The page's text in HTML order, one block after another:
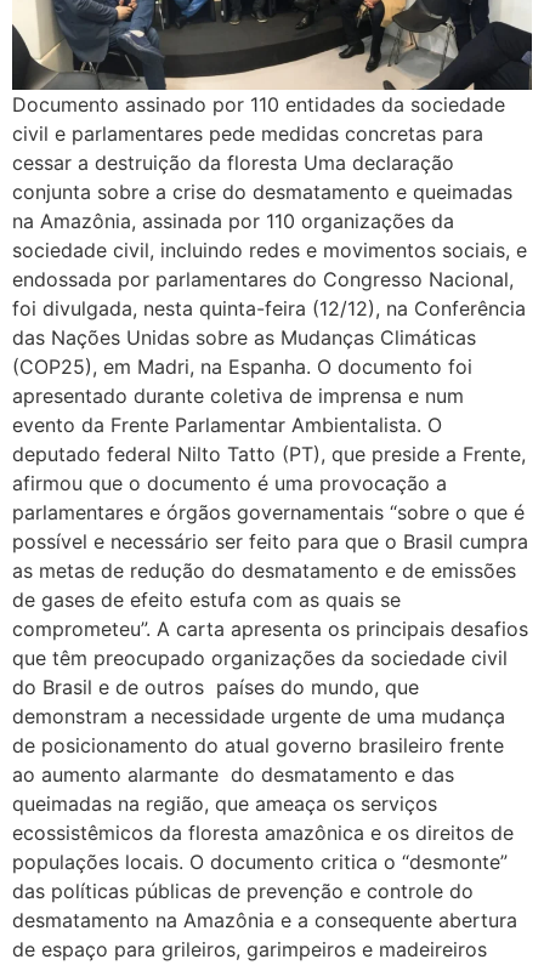
Documento assinado por 110 entidades da sociedade
civil e parlamentares pede medidas concretas para
cessar a destruição da floresta Uma declaração
conjunta sobre a crise do desmatamento e queimadas
na Amazônia, assinada por 110 organizações da
sociedade civil, incluindo redes e movimentos sociais, e
endossada por parlamentares do Congresso Nacional,
foi divulgada, nesta quinta-feira (12/12), na Conferência
das Nações Unidas sobre as Mudanças Climáticas
(COP25), em Madri, na Espanha. O documento foi
apresentado durante coletiva de imprensa e num
evento da Frente Parlamentar Ambientalista. O
deputado federal Nilto Tatto (PT), que preside a Frente,
afirmou que o documento é uma provocação a
parlamentares e órgãos governamentais “sobre o que é
possível e necessário ser feito para que o Brasil cumpra
as metas de redução do desmatamento e de emissões
de gases de efeito estufa com as quais se
comprometeu”. A carta apresenta os principais desafios
que têm preocupado organizações da sociedade civil
do Brasil e de outros países do mundo, que
demonstram a necessidade urgente de uma mudança
de posicionamento do atual governo brasileiro frente
ao aumento alarmante do desmatamento e das
queimadas na região, que ameaça os serviços
ecossistêmicos da floresta amazônica e os direitos de
populações locais. O documento critica o “desmonte”
das políticas públicas de prevenção e controle do
desmatamento na Amazônia e a consequente abertura
de espaço para grileiros, garimpeiros e madeireiros